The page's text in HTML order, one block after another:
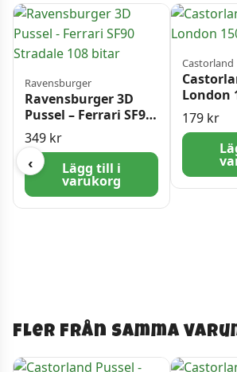
‹
Ravensburger
Ravensburger 3D
Pussel – Ferrari SF90
Stradale 108 bitar
349 kr
Lägg till i
varukorg
Castorland
London
179 kr
Fler från samma